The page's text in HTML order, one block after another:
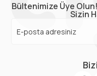
Bültenimize Üye
Sizin